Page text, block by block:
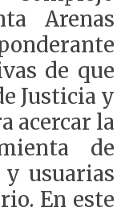
Arenas
de que
Justicia y
acercar la
de
usuarias
En este